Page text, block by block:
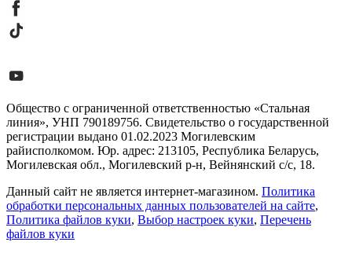
Общество с ограниченной ответственностью «Стальная
линия», УНП 790189756. Свидетельство о государственной
регистрации выдано 01.02.2023 Могилевским
райисполкомом. Юр. адрес: 213105, Республика Беларусь,
Могилевская обл., Могилевский р-н, Вейнянский с/с, 18.
Данный сайт не является интернет-магазином. Политика
обработки персональных данных пользователей на сайте,
Политика файлов куки, Выбор настроек куки, Перечень
файлов куки